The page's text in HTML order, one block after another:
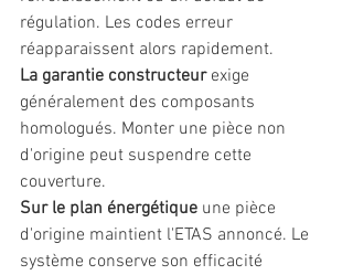
régulation. Les codes erreur
réapparaissent alors rapidement.
La garantie constructeur exige
généralement des composants
homologués. Monter une pièce non
d'origine peut suspendre cette
couverture.
Sur le plan énergétique une pièce
d'origine maintient l'ETAS annoncé. Le
système conserve son efficacité